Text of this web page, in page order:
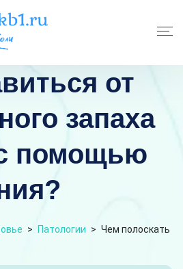
от
запаха
помощью
> Патологии > Чем полоскать